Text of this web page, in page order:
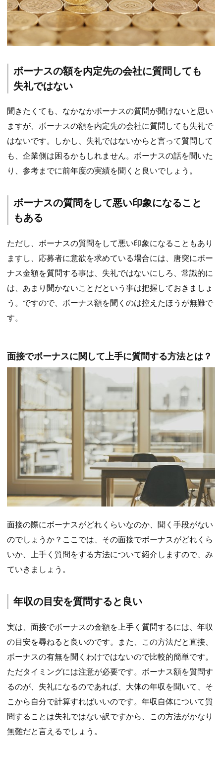
ボーナスの額を内定先の会社に質問しても
失礼ではない
聞きたくても、なかなかボーナスの質問が聞けないと思い
ますが、ボーナスの額を内定先の会社に質問しても失礼で
はないです。しかし、失礼ではないからと言って質問して
も、企業側は困るかもしれません。ボーナスの話を聞いた
り、参考までに前年度の実績を聞くと良いでしょう。
ボーナスの質問をして悪い印象になること
もある
ただし、ボーナスの質問をして悪い印象になることもあり
ますし、応募者に意欲を求めている場合には、唐突にボー
ナス金額を質問する事は、失礼ではないにしろ、常識的に
は、あまり聞かないことだという事は把握しておきましょ
う。ですので、ボーナス額を聞くのは控えたほうが無難で
す。
面接でボーナスに関して上手に質問する方法とは？
面接の際にボーナスがどれくらいなのか、聞く手段がない
のでしょうか？ここでは、その面接でボーナスがどれくら
いか、上手く質問をする方法について紹介しますので、み
ていきましょう。
年収の目安を質問すると良い
実は、面接でボーナスの金額を上手く質問するには、年収
の目安を尋ねると良いのです。また、この方法だと直接、
ボーナスの有無を聞くわけではないので比較的簡単です。
ただタイミングには注意が必要です。ボーナス額を質問す
るのが、失礼になるのであれば、大体の年収を聞いて、そ
こから自分で計算すればいいのです。年収自体について質
問することは失礼ではない訳ですから、この方法がかなり
無難だと言えるでしょう。